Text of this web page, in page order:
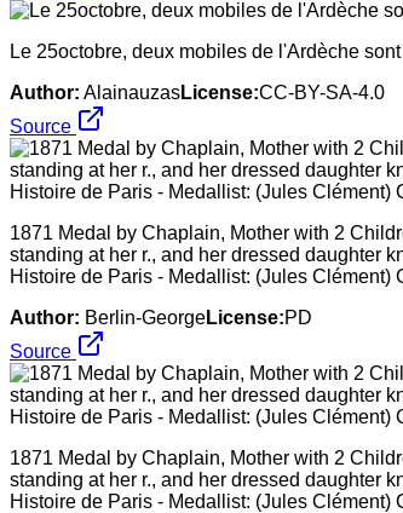
Le 25octobre, deux mobiles de l'Ardèche sont
Author: AlainauzasLicense:CC-BY-SA-4.0
Source
1871 Medal by Chaplain, Mother with 2
standing at her r., and her dressed daughter
Histoire de Paris - Medallist: (Jules
Author: Berlin-GeorgeLicense:PD
Source
1871 Medal by Chaplain, Mother with 2
standing at her r., and her dressed daughter
Histoire de Paris - Medallist: (Jules